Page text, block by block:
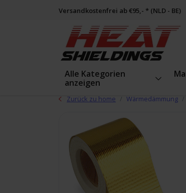
Versandkostenfrei ab €95,- * (NLD - BE)
Alle Kategorien
anzeigen
Zurück zu home Wärmedämmung